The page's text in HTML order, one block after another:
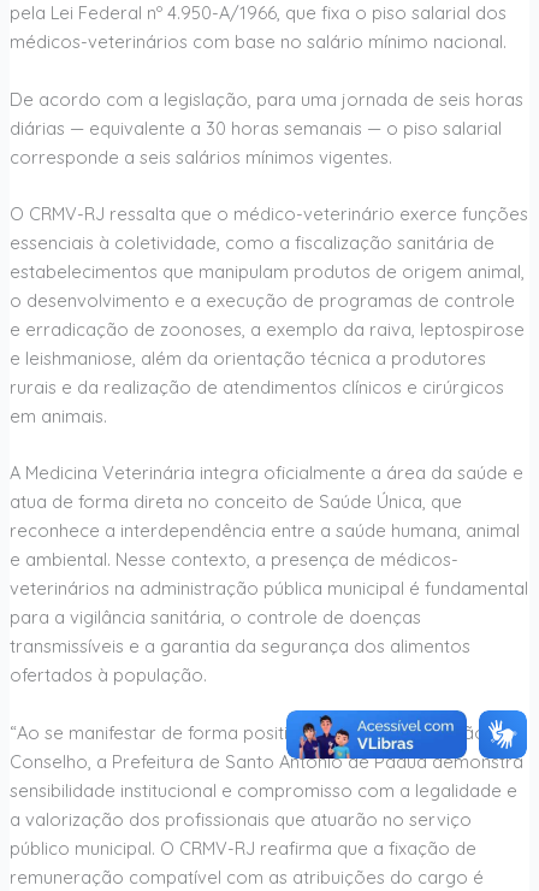
pela Lei Federal nº 4.950-A/1966, que fixa o piso salarial dos
médicos-veterinários com base no salário mínimo nacional.
De acordo com a legislação, para uma jornada de seis horas
diárias — equivalente a 30 horas semanais — o piso salarial
corresponde a seis salários mínimos vigentes.
O CRMV-RJ ressalta que o médico-veterinário exerce funções
essenciais à coletividade, como a fiscalização sanitária de
estabelecimentos que manipulam produtos de origem animal,
o desenvolvimento e a execução de programas de controle
e erradicação de zoonoses, a exemplo da raiva, leptospirose
e leishmaniose, além da orientação técnica a produtores
rurais e da realização de atendimentos clínicos e cirúrgicos
em animais.
A Medicina Veterinária integra oficialmente a área da saúde e
atua de forma direta no conceito de Saúde Única, que
reconhece a interdependência entre a saúde humana, animal
e ambiental. Nesse contexto, a presença de médicos-
veterinários na administração pública municipal é fundamental
para a vigilância sanitária, o controle de doenças
transmissíveis e a garantia da segurança dos alimentos
ofertados à população.
“Ao se manifestar de forma positiva diante da solicitação do
Conselho, a Prefeitura de Santo Antônio de Pádua demonstra
sensibilidade institucional e compromisso com a legalidade e
a valorização dos profissionais que atuarão no serviço
público municipal. O CRMV-RJ reafirma que a fixação de
remuneração compatível com as atribuições do cargo é